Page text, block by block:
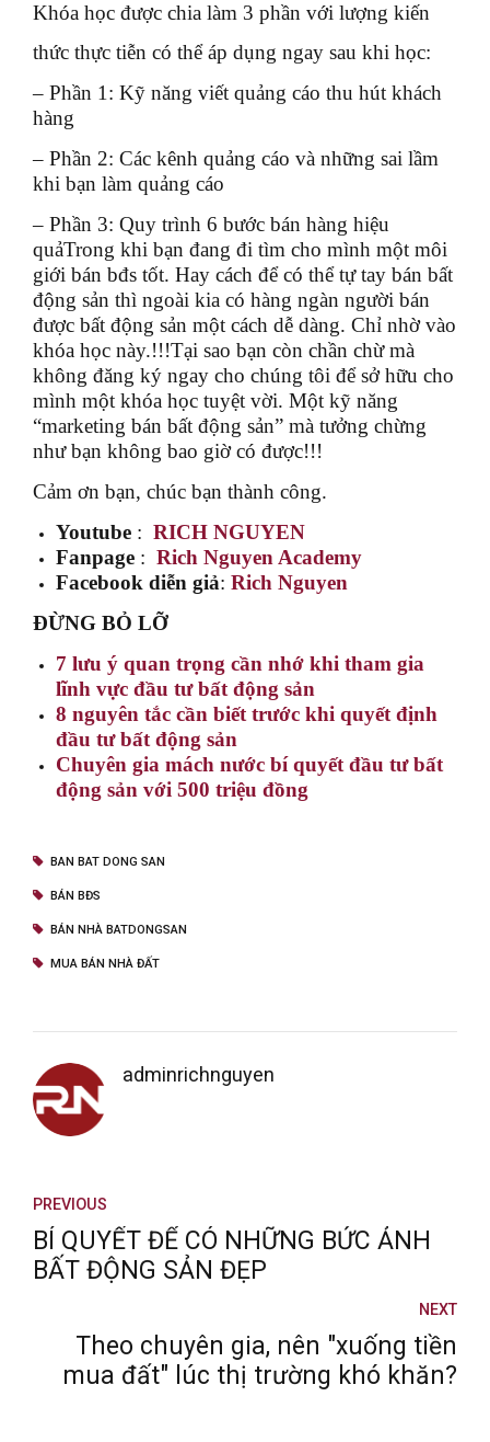
Khóa học được chia làm 3 phần với lượng kiến
thức thực tiễn có thể áp dụng ngay sau khi học:
– Phần 1: Kỹ năng viết quảng cáo thu hút khách
hàng
– Phần 2: Các kênh quảng cáo và những sai lầm
khi bạn làm quảng cáo
– Phần 3: Quy trình 6 bước bán hàng hiệu
quảTrong khi bạn đang đi tìm cho mình một môi
giới bán bđs tốt. Hay cách để có thể tự tay bán bất
động sản thì ngoài kia có hàng ngàn người bán
được bất động sản một cách dễ dàng. Chỉ nhờ vào
khóa học này.!!!Tại sao bạn còn chần chừ mà
không đăng ký ngay cho chúng tôi để sở hữu cho
mình một khóa học tuyệt vời. Một kỹ năng
“marketing bán bất động sản” mà tưởng chừng
như bạn không bao giờ có được!!!
Cảm ơn bạn, chúc bạn thành công.
Youtube : RICH NGUYEN
Fanpage : Rich Nguyen Academy
Facebook diễn giả: Rich Nguyen
ĐỪNG BỎ LỠ
7 lưu ý quan trọng cần nhớ khi tham gia
lĩnh vực đầu tư bất động sản
8 nguyên tắc cần biết trước khi quyết định
đầu tư bất động sản
Chuyên gia mách nước bí quyết đầu tư bất
động sản với 500 triệu đồng
BAN BAT DONG SAN
BÁN BĐS
BÁN NHÀ BATDONGSAN
MUA BÁN NHÀ ĐẤT
adminrichnguyen
PREVIOUS
BÍ QUYẾT ĐỂ CÓ NHỮNG BỨC ẢNH
BẤT ĐỘNG SẢN ĐẸP
NEXT
Theo chuyên gia, nên "xuống tiền
mua đất" lúc thị trường khó khăn?